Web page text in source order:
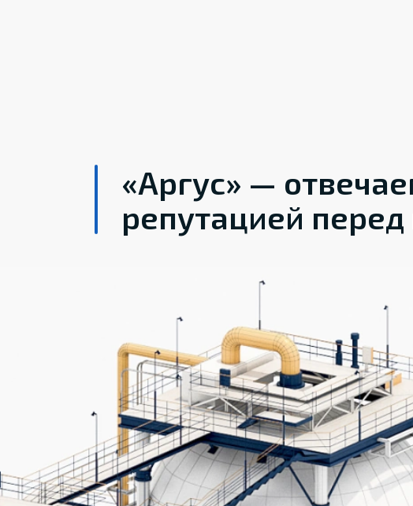
«Аргус» —
репутацией